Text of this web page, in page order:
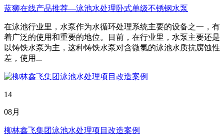
蓝狮在线产品推荐—泳池水处理卧式单级不锈钢水泵
在泳池行业里，水泵作为水循环处理系统主要的设备之一，有
着广泛的使用和重要的地位。目前，在行业里，水泵主要还是
以铸铁水泵为主，这种铸铁水泵对含微氯的泳池水质抗腐蚀性
差，使用...
14
08月
柳林鑫飞集团泳池水处理项目改造案例